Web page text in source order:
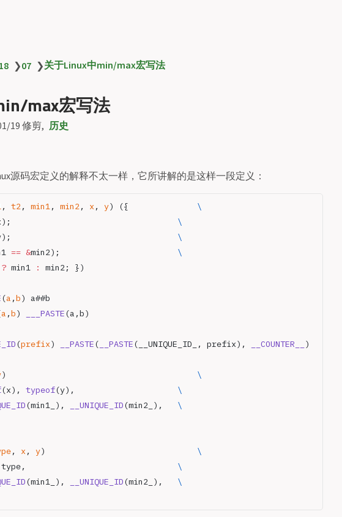
❯07 ❯关于Linux中min/max宏写法
max宏写法
19 修剪 历史
源码宏定义的解释不太一样，它所讲解的是这样一段定义：
, t2, min1, min2, x , y) ({ \
\
\
== &min2); \
? min1 : min2; })
(a ,b) a##b
a ,b) ___PASTE(a,b)
(prefix) __PASTE( __PASTE(__UNIQUE_ID_, prefix), __COUNTER__ )
) \
(x), typeof(y), \
(min1_), __UNIQUE_ID(min2_), \
, x , y) \
type, \
(min1_), __UNIQUE_ID(min2_), \